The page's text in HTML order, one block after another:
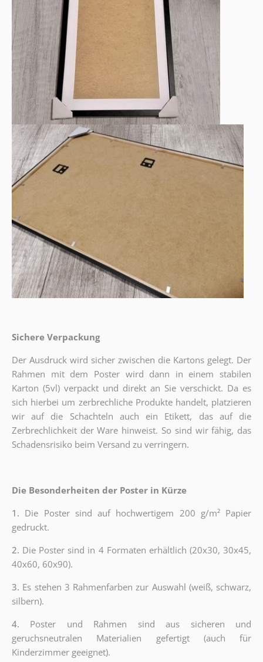
Sichere Verpackung
Der Ausdruck wird sicher zwischen die Kartons gelegt. Der
Rahmen mit dem Poster wird dann in einem stabilen
Karton (5vl) verpackt und direkt an Sie verschickt. Da es
sich hierbei um zerbrechliche Produkte handelt, platzieren
wir auf die Schachteln auch ein Etikett, das auf die
Zerbrechlichkeit der Ware hinweist. So sind wir fähig, das
Schadensrisiko beim Versand zu verringern.
Die Besonderheiten der Poster in Kürze
1. Die Poster sind auf hochwertigem 200 g/m² Papier
gedruckt.
2. Die Poster sind in 4 Formaten erhältlich (20x30, 30x45,
40x60, 60x90).
3. Es stehen 3 Rahmenfarben zur Auswahl (weiß, schwarz,
silbern).
4. Poster und Rahmen sind aus sicheren und
geruchsneutralen Materialien gefertigt (auch für
Kinderzimmer geeignet).